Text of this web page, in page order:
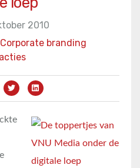
2010
Corporate branding